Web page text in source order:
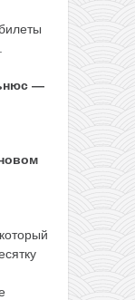
—
, который